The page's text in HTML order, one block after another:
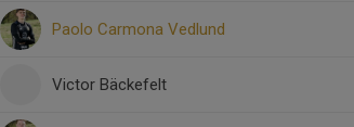
Paolo Carmona Vedlund
Victor Bäckefelt